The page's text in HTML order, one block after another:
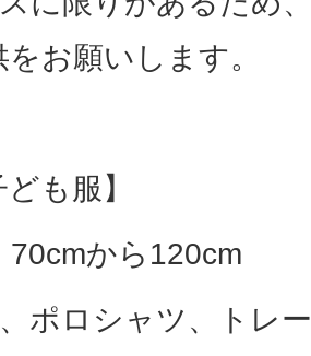
お願いします。
も服】
70cmから120cm
、ポロシャツ、トレ